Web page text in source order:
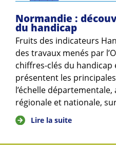
Normandie :
du handicap
Fruits des indicateurs
des travaux menés par
chiffres-clés du
présentent les
l’échelle
régionale et nationale,
Lire la suite